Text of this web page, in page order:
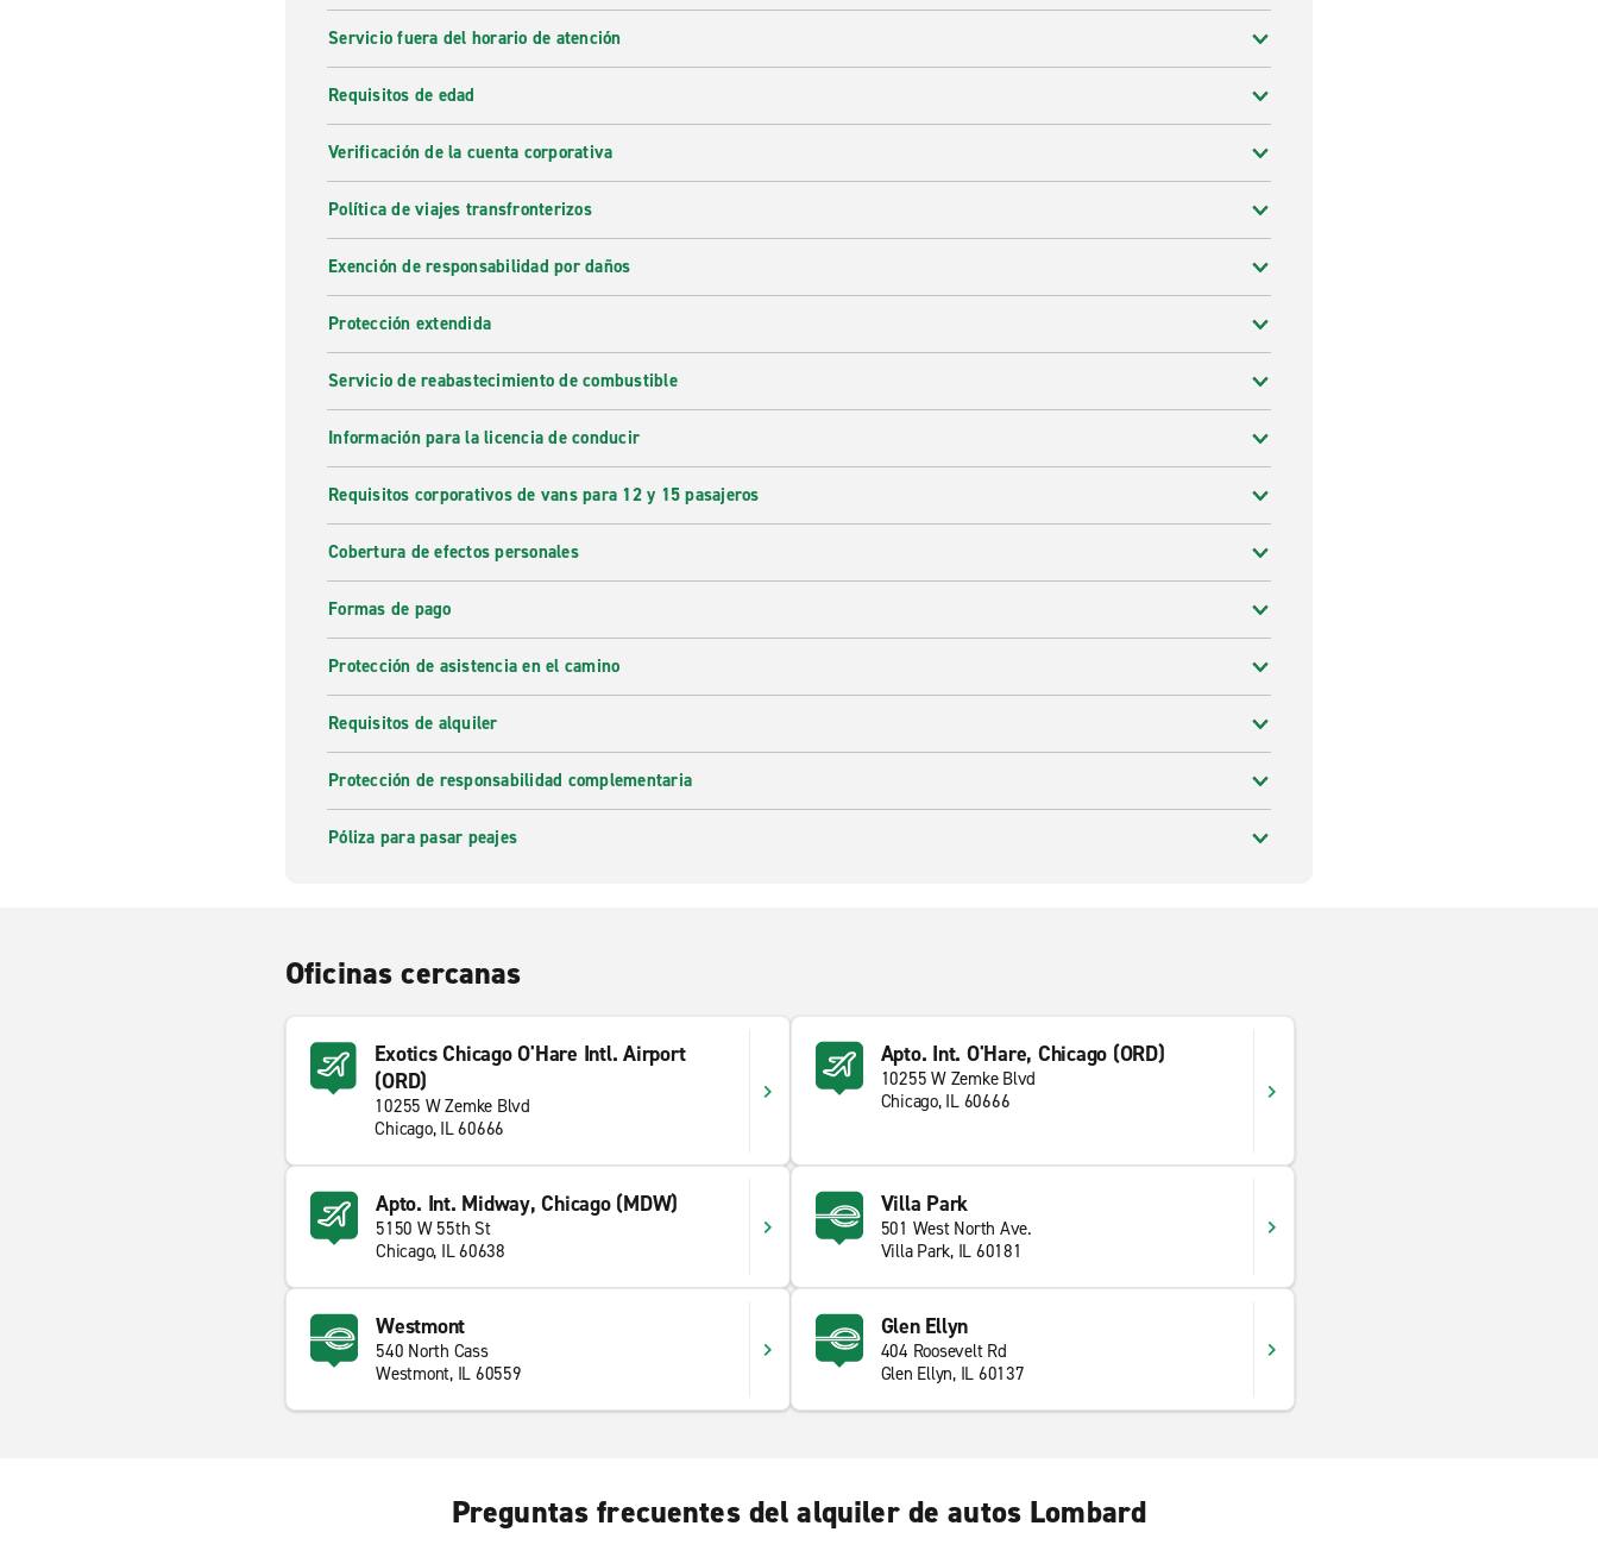
Servicio fuera del horario de atención
Requisitos de edad
Verificación de la cuenta corporativa
Política de viajes transfronterizos
Exención de responsabilidad por daños
Protección extendida
Servicio de reabastecimiento de combustible
Información para la licencia de conducir
Requisitos corporativos de vans para 12 y 15 pasajeros
Cobertura de efectos personales
Formas de pago
Protección de asistencia en el camino
Requisitos de alquiler
Protección de responsabilidad complementaria
Póliza para pasar peajes
Oficinas cercanas
Exotics Chicago O'Hare Intl. Airport
(ORD)
10255 W Zemke Blvd
Chicago, IL 60666
Apto. Int. O'Hare, Chicago (ORD)
10255 W Zemke Blvd
Chicago, IL 60666
Apto. Int. Midway, Chicago (MDW)
5150 W 55th St
Chicago, IL 60638
Villa Park
501 West North Ave.
Villa Park, IL 60181
Westmont
540 North Cass
Westmont, IL 60559
Glen Ellyn
404 Roosevelt Rd
Glen Ellyn, IL 60137
Preguntas frecuentes del alquiler de autos Lombard